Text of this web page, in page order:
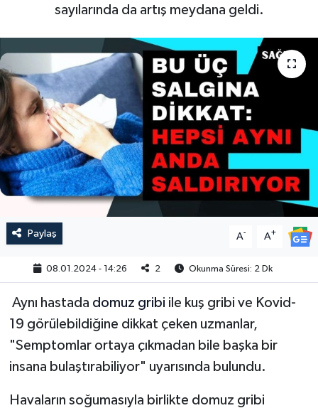
sayılarında da artış meydana geldi.
Paylaş A- A+
08.01.2024 - 14:26 2 Okunma Süresi: 2 Dk
Aynı hastada domuz gribi ile kuş gribi ve Kovid-
19 görülebildiğine dikkat çeken uzmanlar,
"Semptomlar ortaya çıkmadan bile başka bir
insana bulaştırabiliyor" uyarısında bulundu.
Havaların soğumasıyla birlikte domuz gribi